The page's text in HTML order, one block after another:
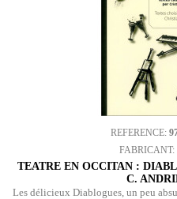
REFERENCE:
FABRICANT:
TEATRE EN OCCITAN :
C.
Les délicieux Diablogues, un peu